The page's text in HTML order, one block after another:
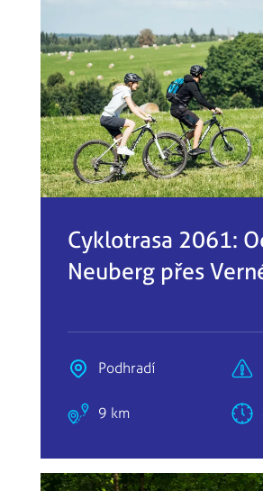
Cyklotrasa 2061:
Neuberg přes
Podhradí
9 km